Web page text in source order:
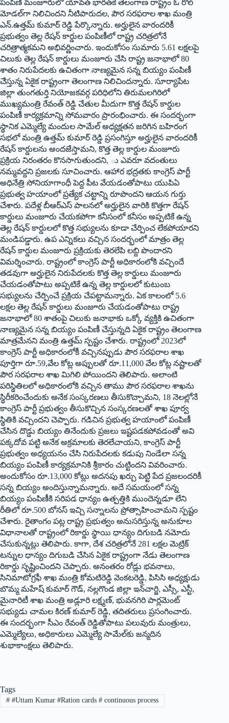
పంపిణీ మంజూరులో యావత్‌ భారత్‌కే తెలంగాణ రాష్ట్రం ఓ రోల్‌
మోడల్‌గా నిలిచిందని నీటిపారుదల, పౌర సరఫరాల శాఖ మంత్రి
ఎన్‌.ఉత్తమ్‌ కుమార్‌ రెడ్డి పేర్కొన్నారు. అర్హులైన వారందరికీ
ప్రభుత్వం తెల్ల రేషన్‌ కార్డుల పంపిణీలో రాష్ట్ర చరిత్రలోనే
చరిత్రాత్మకమని అభివర్ణించారు. ఇందుకోసం సుమారు 5.61 లక్షలపై
చిలుకు తెల్ల రేషన్‌ కార్డులు మంజూరు చేసి రాష్ట్ర జనాభాలో 80
శాతం నిరుపేదలకు ఉచితంగా నాణ్యమైన సన్న బియ్యం పంపిణీ
చేెస్తున్న ఏకైక రాష్ట్రంగా తెలంగాణ నిలిచిందన్నారు. సూర్యాపేట
జిల్లా తుంగతుర్తి నియోజకవర్గ పరిధిలోని తిరుమలగిరిలో
ముఖ్యమంత్రి రేవంత్‌ రెడ్డి చేతుల మీదుగా కొత్త రేషన్‌ కార్డుల
పంపిణీ కార్యక్రమాన్ని సోమవారం ప్రారంభించారు. ఈ సందర్భంగా
స్థానిక ఎమ్మెల్యే మందుల సామేల్‌ అధ్యక్షతన జరిగిన బహిరంగ
సభలో మంత్రి ఉత్తమ్‌ కుమార్‌ రెడ్డి ప్రసంగిస్తూ అర్హులైన వారందరికీ
రేషన్‌ కార్డులను అందజేస్తామని, కొత్త తెల్ల కార్డుల మంజూరు
ప్రక్రియ నిరంతరం కొనసాగుతుందని, ు ఎవరూ వదంతులు
నమ్మవద్దని ప్రజలకు సూచించారు. ఆహార భద్రతకు కాంగ్రెస్‌ పార్టీ
అధినేత్రి సోనియాగాంధీ పెద్ద పీట వేయడంతోపాటు యుపిఏ
ప్రభుత్వ హయాంలో ప్రత్యేక చట్టాన్ని రూపొందని ఆయన గుర్తు
చేశారు. పదేళ్ల బీఆర్‌ఎస్‌ పాలనలో అర్హులైన వారికి కొత్తగా రేషన్‌
కార్డులు మంజూరు చేయకపోగా కనీసంలో కనీసం అప్పటికే ఉన్న
తెల్ల రేషన్‌ కార్డులలో కొత్త సభ్యులను కూడా చేర్పించ లేకపోయారని
మండిపడ్డారు. ఉప ఎన్నికలు వచ్చిన సందర్భంలో మాత్రం తెల్ల
రేషన్‌ కార్డుల మంజూరు ప్రక్రియకు తెరలేపి లబ్ది పొందారని
విమర్శించారు. రాష్ట్రంలో కాంగ్రెస్‌ పార్టీ అధికారంలోకి వచ్చిందే
తడవుగా అర్హులైన నిరుపేదలకు కొత్త తెల్ల కార్డులు మంజూరు
చేయడంతోపాటు అప్పటికే ఉన్న తెల్ల కార్డులలో కుటుంబ
సభ్యులను చేర్పించే ప్రక్రియ చేపట్టామన్నారు. ఏక కాలంలో 5.6
లక్షల తెల్ల రేషన్‌ కార్డులు మంజూరు చేయడంతోపాటు రాష్ట్ర
జనాభాలో 80 శాతంపై చిలుకు జనాభాకు ఒక్కో వ్యక్తికి ఉచితంగా
నాణ్యమైన సన్న బియ్యం పంపిణీ చేస్తున్నది ఏకైక రాష్ట్రం తెలంగాణ
మాత్రమేనని మంత్రి ఉత్తమ్‌ స్పష్టం చేశారు. రాష్ట్రంలో 2023లో
కాంగ్రెస్‌ పార్టీ అధికారంలోకీ వచ్చినప్పుడు పౌర సరఫరాల శాఖ
పూర్తిగా రూ.59,వేల కోట్ల అప్పులతో రూ.11,000 వేల కోట్ల నష్టాలతో
పౌర సరఫరాల శాఖ మిగిలి పోయిందని తెలిపారు. అలాంటి
పరిస్థితిలలో అధికారంలోకి వచ్చిన తాము పౌర సరఫరాల శాఖను
స్థిరీకరించేందుకు అనేక సంస్కరణలు తీసుకొచ్చామని, 18 నెలల్లోనే
కాంగ్రెస్‌ పార్టీ ప్రభుత్వం తీసుకొచ్చిన సంస్కరణలతో శాఖ పూర్వ
స్థితికి వచ్చిందని చెప్పారు. గడిచిన ప్రభుత్వ హయాంలో పంపిణీ
చేసిన దొడ్డు బియ్యం తినేందుకు ప్రజలు ఇష్టపడకపోవడంతో అవి
పక్కదోవ పట్టి అనేక అక్రమాలకు తెరలేచాయని, కాంగ్రెస్‌ పార్టీ
ప్రభుత్వం అధ్యయనం చేసి నిరుపేదలకు కడుపు నిండేలా సన్న
బియ్యం పంపిణీ కార్యక్రమానికి శ్రీకారం చుట్టిందని వివరించారు.
అందుకోసం రూ.13,000 కోట్లు అదనపు ఖర్చు పెట్టి పేద ప్రజలందరికీ
సన్న బియ్యం అందిస్తున్నామన్నారు. అదే సమయంలో సన్న
బియ్యం పంపిణీకి సరిపడ ధాన్యం ఉత్పత్తికి ముందెన్నడూ లేని
రీతిలో రూ.500 బోనస్‌ ఇచ్చి సన్నాలను ప్రోత్సాహించామని స్పష్టం
చేశారు. రైతాంగం పట్ల రాష్ట్ర ప్రభుత్వం అనుసరిస్తున్న అనుకూల
విధానాలతో రాష్ట్రంలో రికార్డు స్థాయి ధాన్యం దిగుబడి నమోదు
చేసుకున్నట్లు తెలిపారు. కాగా, దేశ చరిత్రలోనే 281 లక్షల మెట్రిక్‌
టన్నుల ధాన్యం దిగుబడి చేసిన ఏకైక రాష్ట్రంగా నేడు తెలంగాణ
రికార్డు సృష్టించిందని చెప్పారు. అనంతరం రోడ్లు భవనాలు,
సినిమాటోగ్రఫీ శాఖ మంత్రి కోమటిరెడ్డి వెంకటరెడ్డి, పిసిసి అధ్యక్షుడు
బొమ్మ మహేష్‌ కుమార్‌ గౌడ్‌, నల్లగొండ జిల్లా ఇన్‌చార్జి, ఎస్సీ, ఎస్టీ,
మైనారిటీ శాఖ మంత్రి అడ్లూరి లక్ష్మణ్‌, భువనగిరి పార్లమెంట్‌
సభ్యుడు చామల కిరణ్‌ కుమార్‌ రెడ్డి, తదితరులు ప్రసంగించారు.
ఈ సందర్భంగా సీఎం రేవంత్‌ రెడ్డితోపాటు పలువురు మంత్రులు,
ఎమ్మెల్యేలు, అధికారులు ఎమ్మెల్యే సామేల్‌కు జన్మదిన
శుభాకాంక్షలు తెలిపారు.
Tags
##Uttam Kumar #Ration cards # continuous process